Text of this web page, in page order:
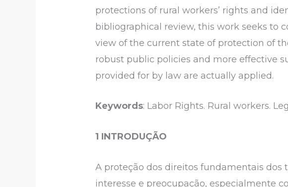
protections of rural workers’ rights and
bibliographical review, this work seeks to
view of the current state of protection of
robust public policies and more effective
provided for by law are actually applied.
Keywords: Labor Rights. Rural workers.
1 INTRODUÇÃO
A proteção dos direitos fundamentais dos
interesse e preocupação, especialmente